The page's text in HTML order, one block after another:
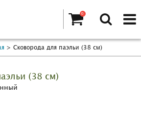
0
Сковорода для паэльи (38 см)
(38 см)